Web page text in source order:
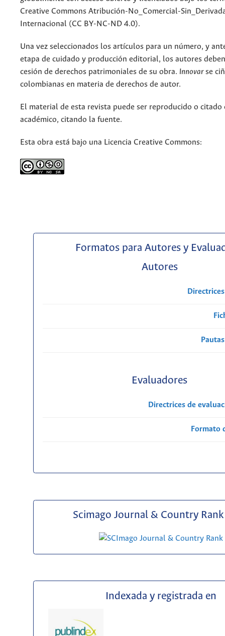
Creative Commons Atribución-No_Comercial-
Internacional (CC BY-NC-ND 4.0).
Una vez seleccionados los artículos para un número, y
etapa de cuidado y producción editorial, los autores
cesión de derechos patrimoniales de su obra. Innovarse
colombianas en materia de derechos de autor.
El material de esta revista puede ser reproducido o citado
académico, citando la fuente.
Esta obra está bajo una Licencia Creative Commons:
Formatos para Autores y
Autores
Evaluadores
Directrices de
Formato
Scimago Journal & Country Rank
Indexada y registrada en